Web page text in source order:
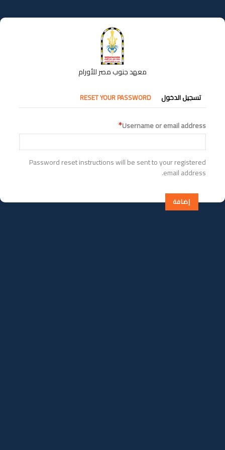
إلى
المحتوى
معهد جنوب مصر للأورام
التبويبات
الأساسية
تسجيل الدخول RESET YOUR PASSWORD
Username or email address
Password reset instructions will be sent to your registered
email address.